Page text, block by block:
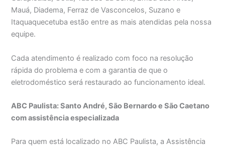
Mauá, Diadema, Ferraz de Vasconcelos, Suzano e
Itaquaquecetuba estão entre as mais atendidas pela nossa
equipe.
Cada atendimento é realizado com foco na resolução
rápida do problema e com a garantia de que o
eletrodoméstico será restaurado ao funcionamento ideal.
ABC Paulista: Santo André, São Bernardo e São Caetano
com assistência especializada
Para quem está localizado no ABC Paulista, a Assistência